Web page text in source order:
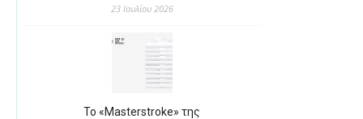
23 Ιουλίου 2026
Το «Masterstroke» της